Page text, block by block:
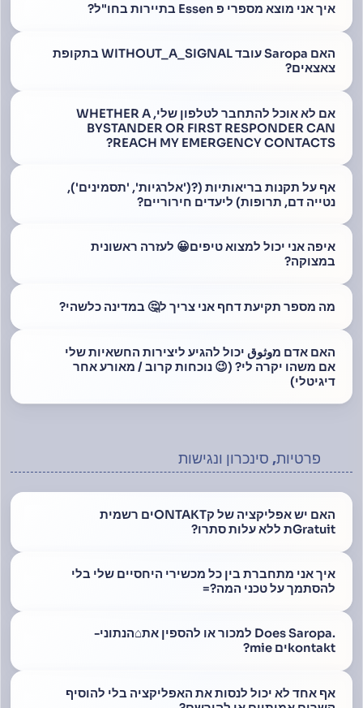
איך אני מוצא מספרי פ Essen בתיירות בחו"ל?
האם Saropa עובד WITHOUT_A_SIGNAL בתקופת
צאצאים?
אם לא אוכל להתחבר לטלפון שלי, WHETHER A
BYSTANDER OR FIRST RESPONDER CAN
REACH MY EMERGENCY CONTACTS?
אף על תקנות בריאותיות (?('אלרגיות', 'תסמינים'),
נטייה דם, תרופות) ליעדים חירוריים?
איפה אני יכול למצוא טיפים😀 לעזרה ראשונית
במצוקה?
מה מספר תקיעת דחף אני צריך ל🤔 במדינה כלשהי?
האם אדם מوثوق יכול להגיע ליצירות החשאיות שלי
אם משהו יקרה לי? (😉 נוכחות קרוב / מאורע אחר
דיגיטלי)
פרטיות, סינכרון ונגישות
האם יש אפליקציה של קONTAKTים רשמית
Gratuitת ללא עלות סתרו?
איך אני מתחברת בין כל מכשירי היחסיים שלי בלי
להסתמך על טכני המה?=
.Does Saropa למכור או להספין את⌂הנתוני-
kontaktים mie?
אף אחד לא יכול לנסות את האפליקציה בלי להוסיף